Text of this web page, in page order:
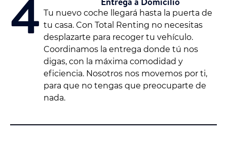
4 Tu nuevo coche llegará hasta la puerta de
tu casa. Con Total Renting no necesitas
desplazarte para recoger tu vehículo.
Coordinamos la entrega donde tú nos
digas, con la máxima comodidad y
eficiencia. Nosotros nos movemos por ti,
para que no tengas que preocuparte de
nada.